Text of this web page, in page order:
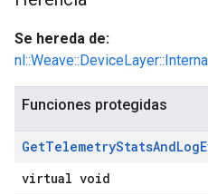
Se hereda de:
Funciones protegidas
GetTelemetryStatsAndLog
virtual void